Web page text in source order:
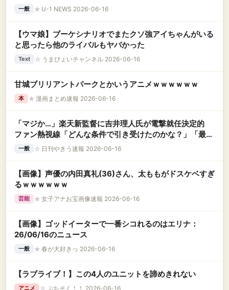
隊」発言は全体を見れば違う
一般 ★ U-1 NEWS 2026-06-16
【ウマ娘】ブーケシナリオでまたクソ強アイちゃんがいる
と思ったら他のライバルもヤバかった
Text ☆ うまぴょいチャンネル 2026-06-16
甘城ブリリアントパークとかいうアニメｗｗｗｗｗｗ
本 ★ 漫画まとめ速報 2026-06-16
「マジか…」楽天新監督に吉井理人氏が電撃就任決定的
ファン熱視線「どんな条件で引き受けたのかな？」「最低
でも3年はお任せしてほしい」
一般 ☆ 日刊やきう速報 2026-06-16
【画像】声優の内田真礼(36)さん、太ももがドスケベすぎ
るｗｗｗｗｗｗ
芸能 ★ 女子アナお宝画像速報 2026-06-16
【画像】ゴッドイーターで一番シコれるのはエリナ：
26/06/16のニュース
一般 ★ 春が大好きっ 2026-06-16
【ラブライブ！】この4人のユニットを諦めきれない
アニメ ☆ ぷちそく！！ 2026-06-16